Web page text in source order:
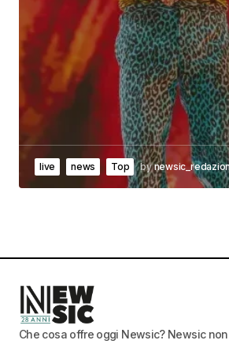
live news Top by
Che cosa offre oggi Newsic? Newsic